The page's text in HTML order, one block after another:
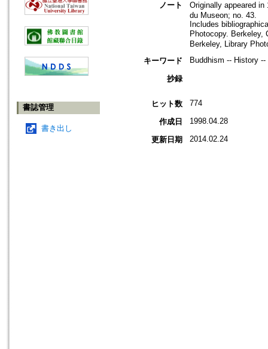
書誌管理
書き出し
ノート
Originally appeared
du Museon; no. 43.
Includes
Photocopy. Berkeley,
Berkeley, Library
キーワード
Buddhism -- History
抄録
ヒット数 774
作成日 1998.04.28
更新日期 2014.02.24